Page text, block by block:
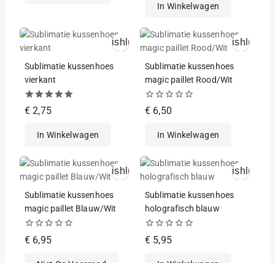
In Winkelwagen
Wishlist
Sublimatie kussenhoes
vierkant
5.00
van de 5
€ 2,75
In Winkelwagen
Wishlist
Sublimatie kussenhoes
magic paillet Rood/Wit
0
van
€ 6,50
In Winkelwagen
Wishlist
Sublimatie kussenhoes
magic paillet Blauw/Wit
0
van
€ 6,95
Wishlist
Sublimatie kussenhoes
holografisch blauw
0
van
€ 5,95